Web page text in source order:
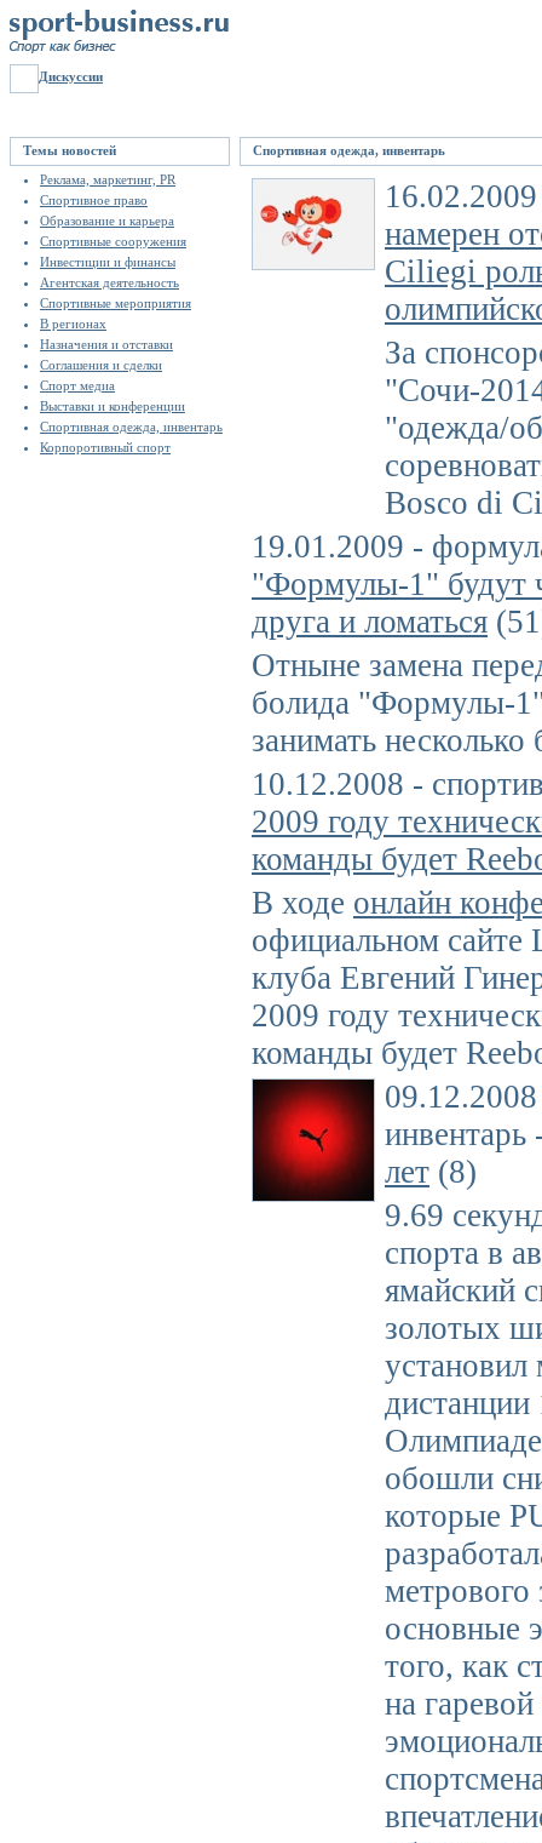
Дискуссии
Темы новостей
Реклама, маркетинг, PR
Спортивное право
Образование и карьера
Спортивные сооружения
Инвестиции и финансы
Агентская деятельность
Спортивные мероприятия
В регионах
Назначения и отставки
Соглашения и сделки
Спорт медиа
Выставки и конференции
Спортивная одежда, инвентарь
Корпоротивный спорт
Спортивная одежда, инвентарь
намерен
Ciliegi
За
"Сочи-
"одежда/
Bosco di
19.01.2009 -
"Формулы-1" будут
друга и ломаться
Отныне замена
болида "Формулы-
занимать
10.12.2008 -
2009 году
команды будет
В ходе онлайн
официальном
клуба Евгений
2009 году
команды будет
лет (8)
9.69
спорта в
ямайский
золотых
установил
дистанции
обошли
которые
метрового
основные
того, как
на